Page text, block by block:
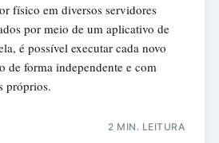
físico em diversos servidores
por meio de um aplicativo de
é possível executar cada novo
de forma independente e com
próprios.
2 MIN. LEITURA